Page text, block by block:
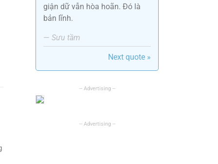
giận dữ vẫn hòa hoãn. Đó là
bản lĩnh.
— Sưu tầm
Next quote »